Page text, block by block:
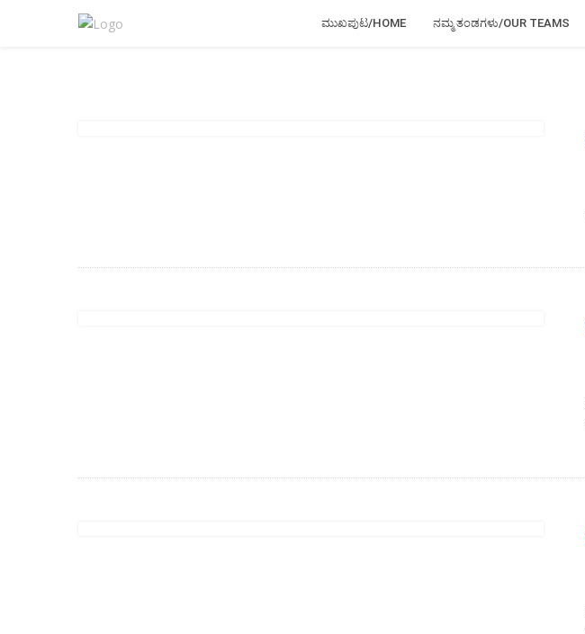
ಮುಖಪುಟ/HOME ನಮ್ಮ ತಂಡಗಳು/OUR TEAMS